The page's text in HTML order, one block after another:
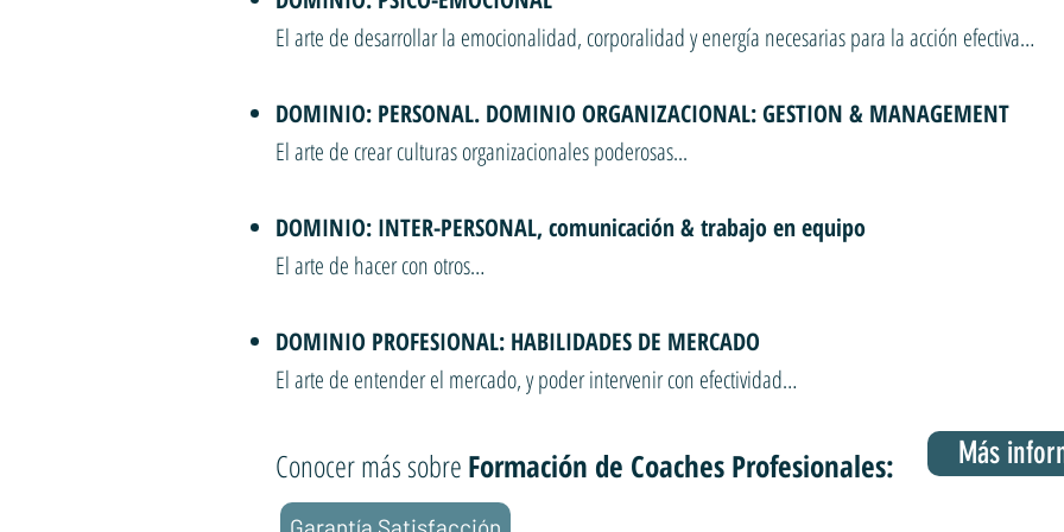
El arte de desarrollar la emocionalidad, corporalidad y energía necesarias para la acción efectiva…
DOMINIO: PERSONAL. DOMINIO ORGANIZACIONAL: GESTION & MANAGEMENT
El arte de crear culturas organizacionales poderosas...
DOMINIO: INTER-PERSONAL, comunicación & trabajo en equipo
El arte de hacer con otros…
DOMINIO PROFESIONAL: HABILIDADES DE MERCADO
El arte de entender el mercado, y poder intervenir con efectividad…
Conocer más sobre Formación de Coaches Profesionales: Más